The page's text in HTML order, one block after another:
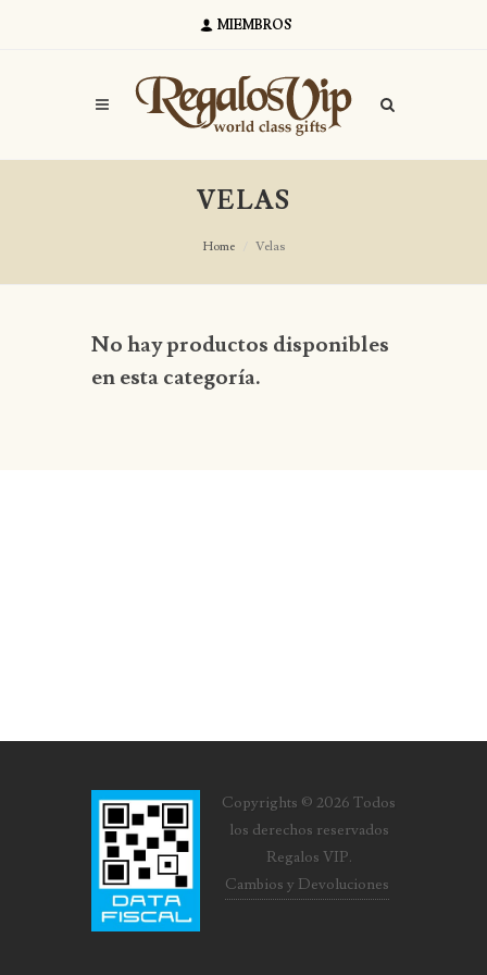
MIEMBROS
VELAS
Home Velas
No hay productos disponibles
en esta categoría.
Copyrights © 2026 Todos
los derechos reservados
Regalos VIP.
Cambios y Devoluciones